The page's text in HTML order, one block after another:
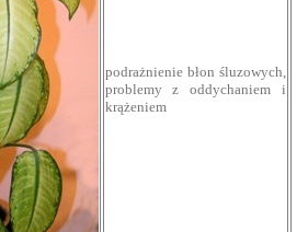
podrażnienie błon śluzowych,
problemy z oddychaniem i
krążeniem